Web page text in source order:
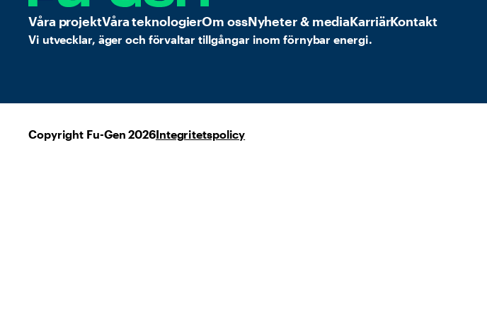
Våra projektVåra teknologierOm ossNyheter & mediaKarriärKontakt
Vi utvecklar, äger och förvaltar tillgångar inom förnybar energi.
Copyright Fu-Gen 2026Integritetspolicy